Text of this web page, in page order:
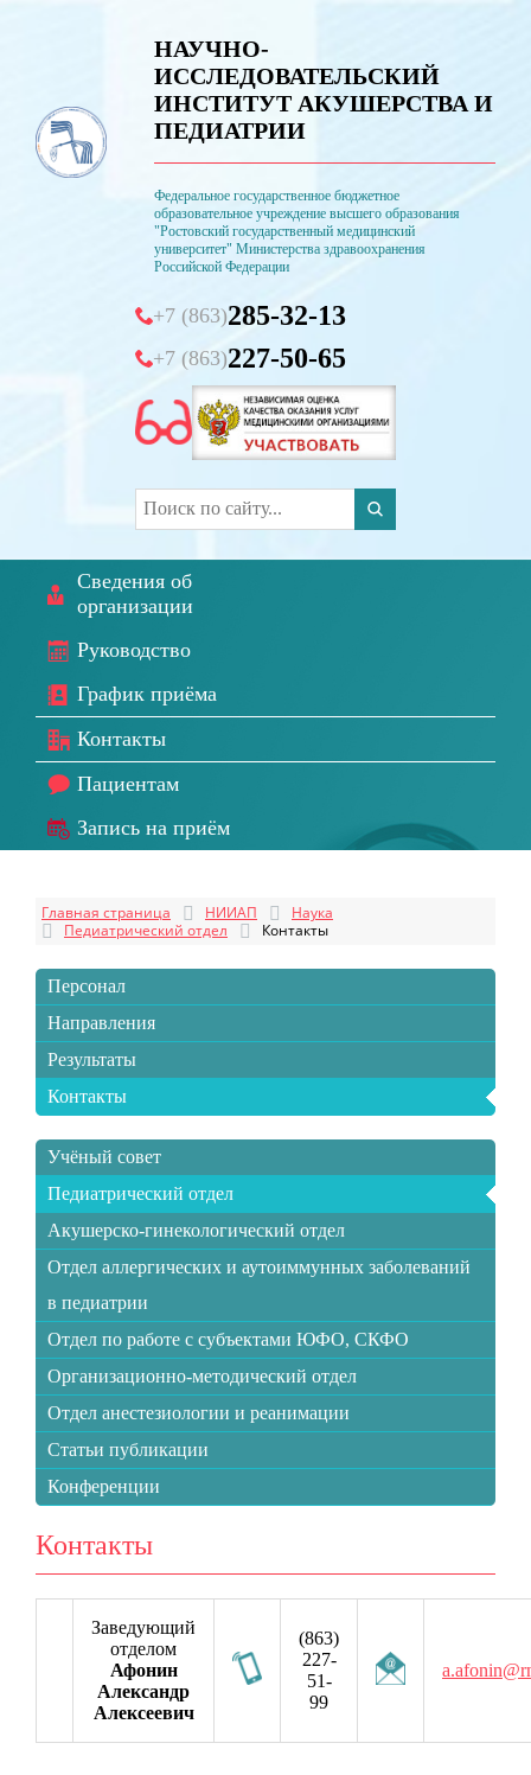
НАУЧНО-
ИССЛЕДОВАТЕЛЬСКИЙ
ИНСТИТУТ АКУШЕРСТВА И
ПЕДИАТРИИ
Федеральное государственное бюджетное
образовательное учреждение высшего образования
"Ростовский государственный медицинский
университет" Министерства здравоохранения
Российской Федерации
+7 (863)285-32-13
+7 (863)227-50-65
Сведения об
организации
Руководство
График приёма
Контакты
Пациентам
Запись на приём
Главная страница НИИАП
Наука
Педиатрический отдел
Контакты
Персонал
Направления
Результаты
Контакты
Учёный совет
Педиатрический отдел
Акушерско-гинекологический отдел
Отдел аллергических и аутоиммунных заболеваний
в педиатрии
Отдел по работе с субъектами ЮФО, СКФО
Организационно-методический отдел
Отдел анестезиологии и реанимации
Статьи публикации
Конференции
Контакты
Заведующий
отделом
Афонин
Александр
Алексеевич
(863)
227-
51-
99